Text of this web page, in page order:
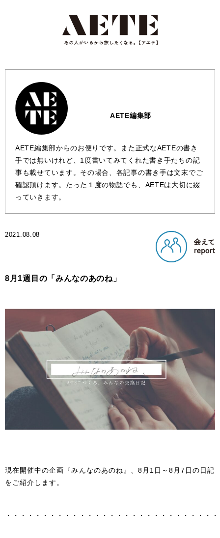
AETE編集部
AETE編集部からのお便りです。また正式なAETEの書き
手では無いけれど、1度書いてみてくれた書き手たちの記
事も載せています。その場合、各記事の書き手は文末でご
確認頂けます。たった１度の物語でも、AETEは大切に綴
っていきます。
2021.08.08
8月1週目の「みんなのあのね」
現在開催中の企画『みんなのあのね』、8月1日～8月7日の日記
をご紹介します。
・・・・・・・・・・・・・・・・・・・・・・・・・・・・